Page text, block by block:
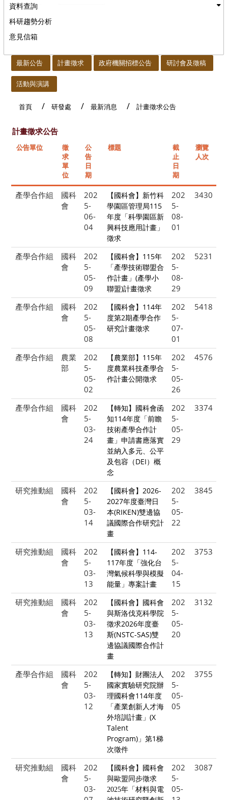
資料查詢
科研趨勢分析
意見信箱
最新公告 計畫徵求 政府機關招標公告 研討會及徵稿
活動與演講
首頁 研發處 最新消息 計畫徵求公告
計畫徵求公告
公告單位
徵
求
單
位
公
告
日
期
標題
截
止
日
期
瀏覽
人次
產學合作組
國科
會
202
5-
06-
04
【國科會】新竹科
學園區管理局115
年度「科學園區新
興科技應用計畫」
徵求
202
5-
08-
01
3430
產學合作組
國科
會
202
5-
05-
09
【國科會】115年
「產學技術聯盟合
作計畫」(產學小
聯盟)計畫徵求
202
5-
08-
29
5231
產學合作組
國科
會
202
5-
05-
08
【國科會】114年
度第2期產學合作
研究計畫徵求
202
5-
07-
01
5418
產學合作組
農業
部
202
5-
05-
02
【農業部】115年
度農業科技產學合
作計畫公開徵求
202
5-
05-
26
4576
產學合作組
國科
會
202
5-
03-
24
【轉知】國科會函
知114年度「前瞻
技術產學合作計
畫」申請書應落實
並納入多元、公平
及包容（DEI）概
念
202
5-
05-
29
3374
研究推動組
國科
會
202
5-
03-
14
【國科會】2026-
2027年度臺灣日
本(RIKEN)雙邊協
議國際合作研究計
畫
202
5-
05-
22
3845
研究推動組
國科
會
202
5-
03-
13
【國科會】114-
117年度「強化台
灣氣候科學與模擬
能量」專案計畫
202
5-
04-
15
3753
研究推動組
國科
會
202
5-
03-
13
【國科會】國科會
與斯洛伐克科學院
徵求2026年度臺
斯(NSTC-SAS)雙
邊協議國際合作計
畫
202
5-
05-
20
3132
產學合作組
國科
會
202
5-
03-
12
【轉知】財團法人
國家實驗研究院辦
理國科會114年度
「產業創新人才海
外培訓計畫」(X
Talent
Program)」第1梯
次徵件
202
5-
05-
05
3755
研究推動組
國科
會
202
5-
03-
【國科會】國科會
與歐盟同步徵求
2025年「材料與電
202
5-
05-
3087